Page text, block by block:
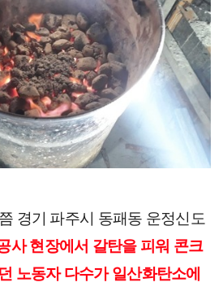
경기 파주시 동패동 운정신도
사 현장에서 갈탄을 피워 콘크
노동자 다수가 일산화탄소에